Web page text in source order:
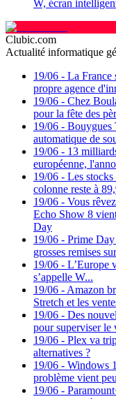
W, écran
Clubic.com
Actualité informatique
19/06 - La France
propre agence
19/06 - Chez
pour la fête des
19/06 - Bouygues
automatique de
19/06 - 13
européenne,
19/06 - Les stocks
colonne reste à
19/06 - Vous
Echo Show 8
Day
19/06 - Prime Day
grosses remises
19/06 - L’Europe
s’appelle W...
19/06 - Amazon
Stretch et les
19/06 - Des
pour superviser le
19/06 - Plex va
alternatives ?
19/06 - Windows
problème vient
19/06 -